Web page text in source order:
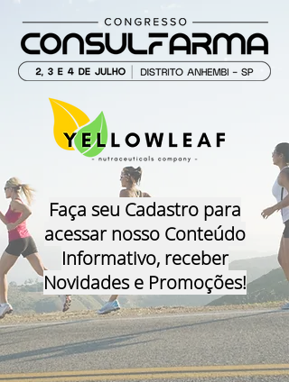
Faça seu Cadastro para
acessar nosso Conteúdo
Informativo, receber
Novidades e Promoções!